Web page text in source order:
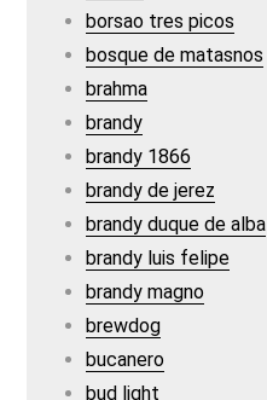
borsao tres picos
bosque de matasnos
brahma
brandy
brandy 1866
brandy de jerez
brandy duque de alba
brandy luis felipe
brandy magno
brewdog
bucanero
bud light